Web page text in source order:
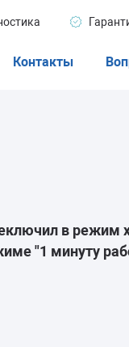
Контакты
в режим
"1 минуту